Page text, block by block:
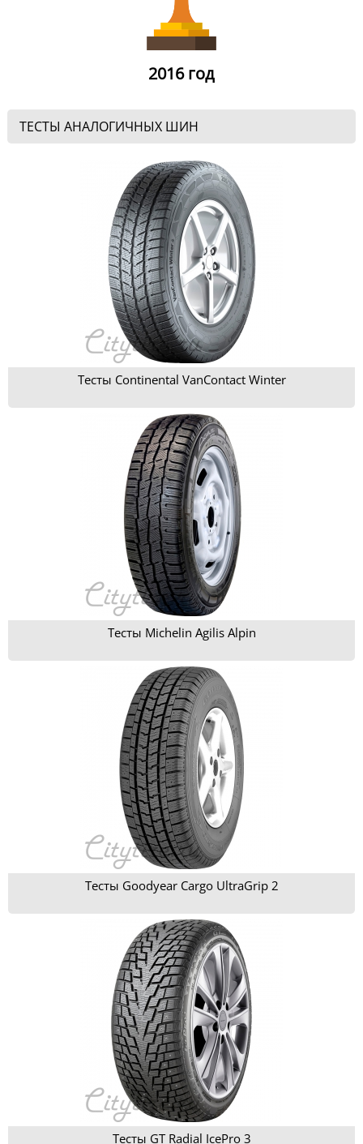
2016 год
ТЕСТЫ АНАЛОГИЧНЫХ ШИН
Тесты Continental VanContact Winter
Тесты Michelin Agilis Alpin
Тесты Goodyear Cargo UltraGrip 2
Тесты GT Radial IcePro 3